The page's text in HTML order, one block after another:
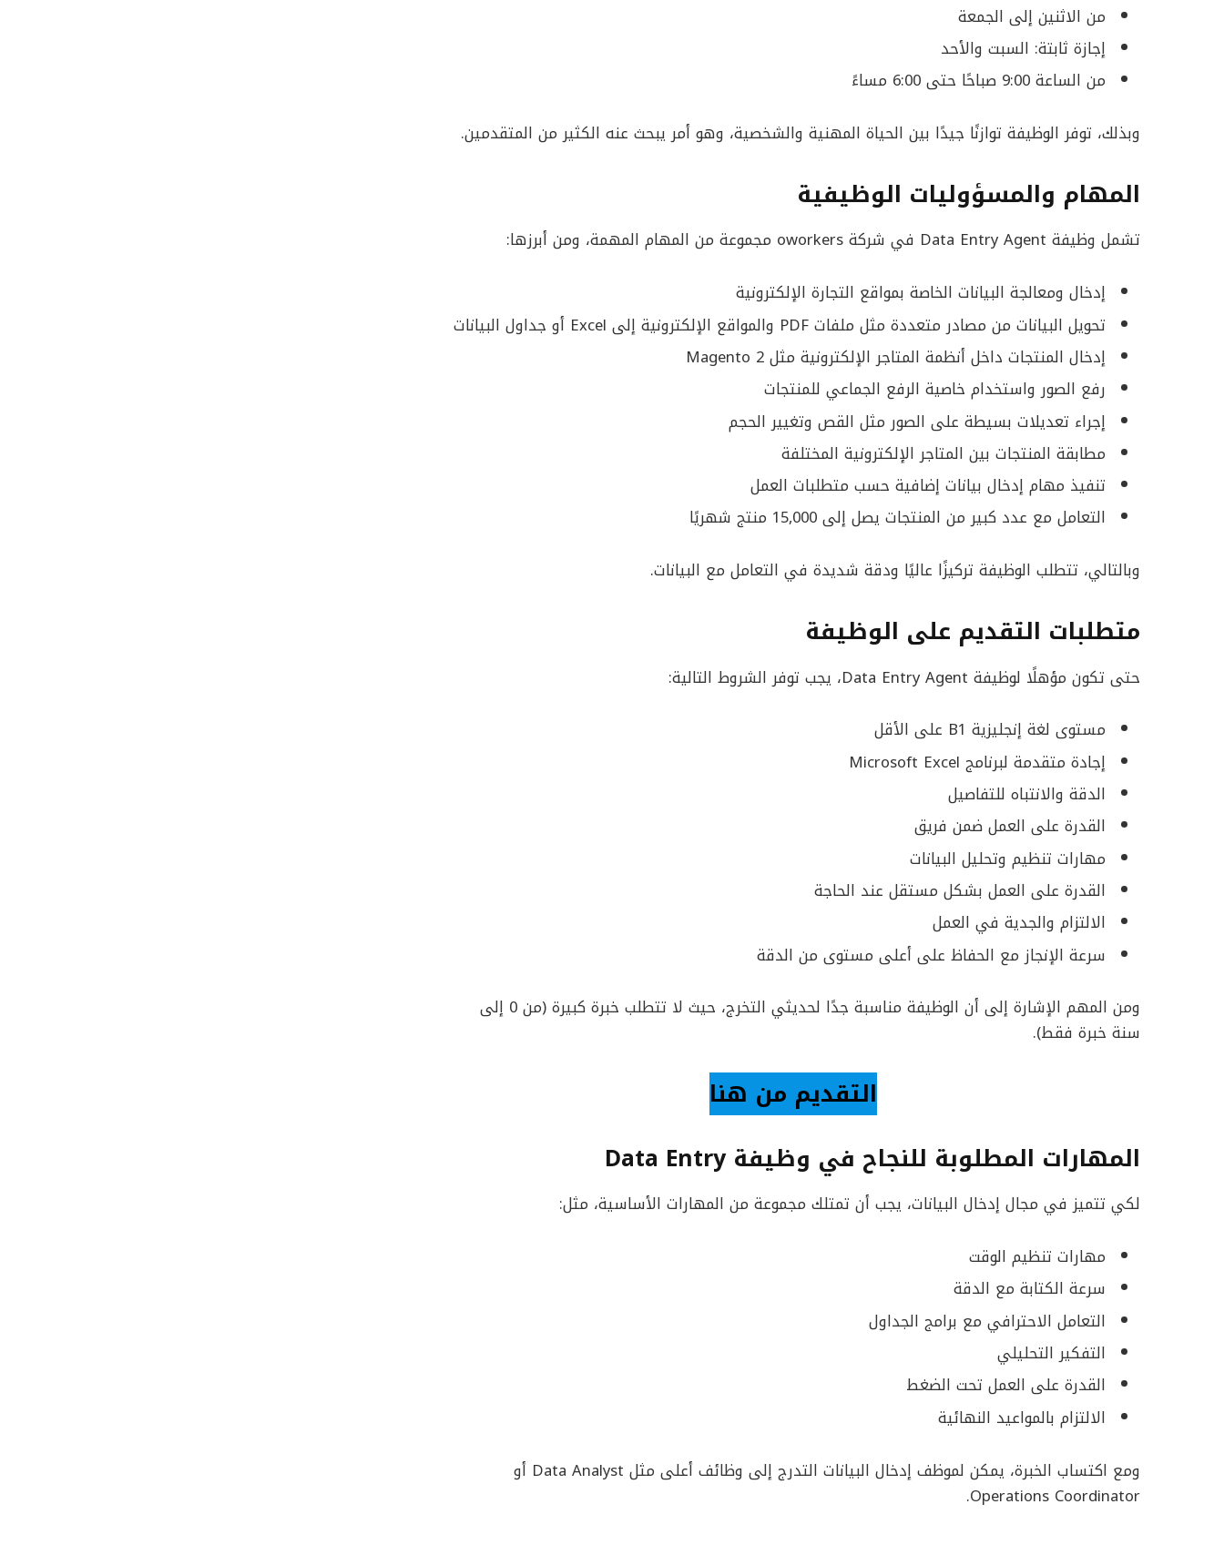
من الاثنين إلى الجمعة
إجازة ثابتة: السبت والأحد
من الساعة 9:00 صباحًا حتى 6:00 مساءً
وبذلك، توفر الوظيفة توازنًا جيدًا بين الحياة المهنية والشخصية، وهو أمر يبحث عنه الكثير من المتقدمين.
المهام والمسؤوليات الوظيفية
تشمل وظيفة Data Entry Agent في شركة oworkers مجموعة من المهام المهمة، ومن أبرزها:
إدخال ومعالجة البيانات الخاصة بمواقع التجارة الإلكترونية
تحويل البيانات من مصادر متعددة مثل ملفات PDF والمواقع الإلكترونية إلى Excel أو جداول البيانات
إدخال المنتجات داخل أنظمة المتاجر الإلكترونية مثل Magento 2
رفع الصور واستخدام خاصية الرفع الجماعي للمنتجات
إجراء تعديلات بسيطة على الصور مثل القص وتغيير الحجم
مطابقة المنتجات بين المتاجر الإلكترونية المختلفة
تنفيذ مهام إدخال بيانات إضافية حسب متطلبات العمل
التعامل مع عدد كبير من المنتجات يصل إلى 15,000 منتج شهريًا
وبالتالي، تتطلب الوظيفة تركيزًا عاليًا ودقة شديدة في التعامل مع البيانات.
متطلبات التقديم على الوظيفة
حتى تكون مؤهلًا لوظيفة Data Entry Agent، يجب توفر الشروط التالية:
مستوى لغة إنجليزية B1 على الأقل
إجادة متقدمة لبرنامج Microsoft Excel
الدقة والانتباه للتفاصيل
القدرة على العمل ضمن فريق
مهارات تنظيم وتحليل البيانات
القدرة على العمل بشكل مستقل عند الحاجة
الالتزام والجدية في العمل
سرعة الإنجاز مع الحفاظ على أعلى مستوى من الدقة
ومن المهم الإشارة إلى أن الوظيفة مناسبة جدًا لحديثي التخرج، حيث لا تتطلب خبرة كبيرة (من 0 إلى
سنة خبرة فقط).
التقديم من هنا
المهارات المطلوبة للنجاح في وظيفة Data Entry
لكي تتميز في مجال إدخال البيانات، يجب أن تمتلك مجموعة من المهارات الأساسية، مثل:
مهارات تنظيم الوقت
سرعة الكتابة مع الدقة
التعامل الاحترافي مع برامج الجداول
التفكير التحليلي
القدرة على العمل تحت الضغط
الالتزام بالمواعيد النهائية
ومع اكتساب الخبرة، يمكن لموظف إدخال البيانات التدرج إلى وظائف أعلى مثل Data Analyst أو
Operations Coordinator.